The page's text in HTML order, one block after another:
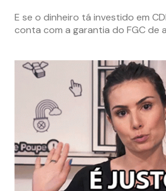
E se o dinheiro tá investido em
conta com a garantia do FGC de